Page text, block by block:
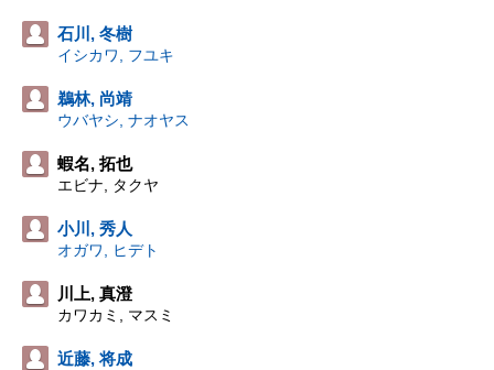
石川, 冬樹
イシカワ, フユキ
鵜林, 尚靖
ウバヤシ, ナオヤス
蝦名, 拓也
エビナ, タクヤ
小川, 秀人
オガワ, ヒデト
川上, 真澄
カワカミ, マスミ
近藤, 将成